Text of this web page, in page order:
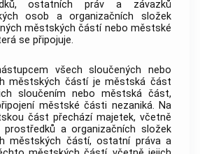
ostatních práv a závazků
osob a organizačních složek
městských částí nebo městské
se připojuje.
všech sloučených nebo
městských částí je městská část
sloučením nebo městská část,
městské části nezaniká. Na
část přechází majetek, včetně
prostředků a organizačních složek
městských částí, ostatní práva a